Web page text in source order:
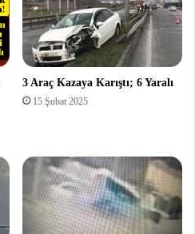
3 Araç Kazaya Karıştı; 6 Yaralı
15 Şubat 2025